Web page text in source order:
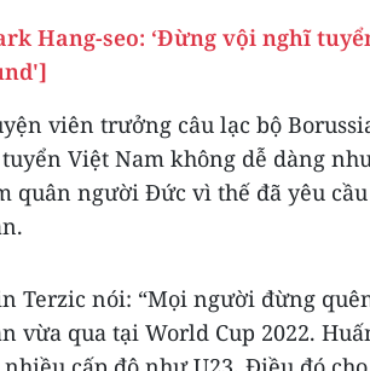
Hang-seo: ‘Đừng vội nghĩ
viên trưởng câu lạc bộ
Việt Nam không dễ dàng
quân người Đức vì thế đã yêu
Terzic nói: “Mọi người đừng
vừa qua tại World Cup 2022.